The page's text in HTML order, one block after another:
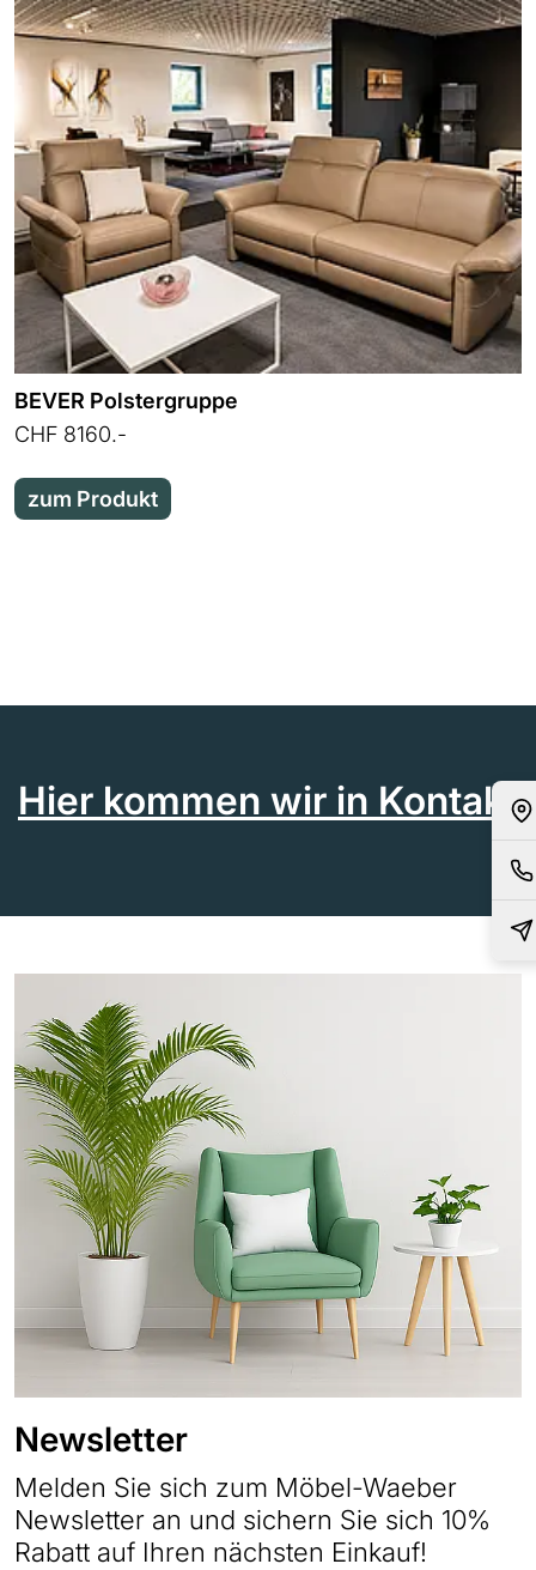
BEVER Polstergruppe
CHF 8160.-
zum Produkt
Hier kommen wir in Kontakt
Newsletter
Melden Sie sich zum Möbel-Waeber
Newsletter an und sichern Sie sich 10%
Rabatt auf Ihren nächsten Einkauf!